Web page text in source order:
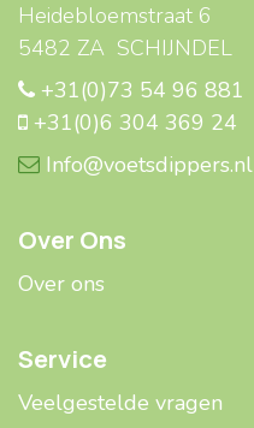
Heidebloemstraat 6
5482 ZA SCHIJNDEL
+31(0)73 54 96 881
+31(0)6 304 369 24
Info@voetsdippers.nl
Over Ons
Over ons
Service
Veelgestelde ​​vragen